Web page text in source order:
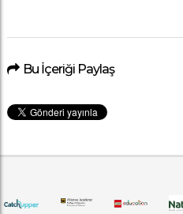
Bu İçeriği Paylaş